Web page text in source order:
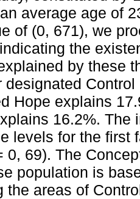
average age of
of (0, 671), we
the
by these
designated
Hope explains
16.2%. The
levels for the first
0, 69). The
population is
the areas of